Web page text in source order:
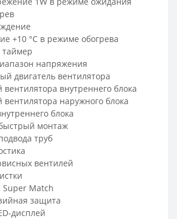
+10 °С в режиме обогрева
таймер
напряжения
двигатель вентилятора
вентилятора внутреннего блока
вентилятора наружного блока
блока
монтаж
труб
вентилей
Super Match
защита
дисплей